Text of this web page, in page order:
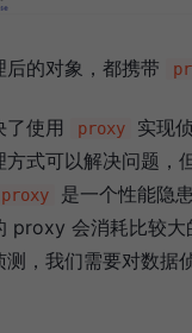
的对象，都携带
了使用 proxy
实现
方式可以解决问题，
proxy
是一个性能隐
proxy 会消耗比较大
，我们需要对数据